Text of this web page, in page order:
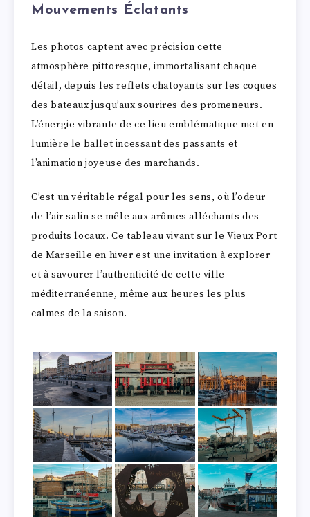
Mouvements Éclatants
Les photos captent avec précision cette
atmosphère pittoresque, immortalisant chaque
détail, depuis les reflets chatoyants sur les coques
des bateaux jusqu’aux sourires des promeneurs.
L’énergie vibrante de ce lieu emblématique met en
lumière le ballet incessant des passants et
l’animation joyeuse des marchands.
C’est un véritable régal pour les sens, où l’odeur
de l’air salin se mêle aux arômes alléchants des
produits locaux. Ce tableau vivant sur le Vieux Port
de Marseille en hiver est une invitation à explorer
et à savourer l’authenticité de cette ville
méditerranéenne, même aux heures les plus
calmes de la saison.